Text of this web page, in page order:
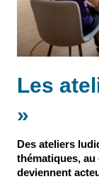
Les
»
Des ateliers
thématiques,
deviennent